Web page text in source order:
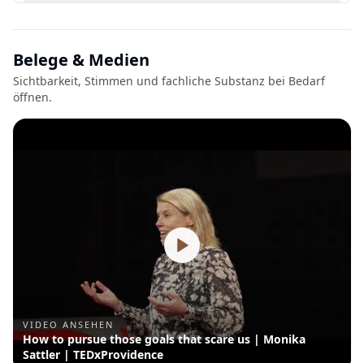
Belege & Medien
Sichtbarkeit, Stimmen und fachliche Substanz bei Bedarf
öffnen.
VIDEO ANSEHEN
How to pursue those goals that scare us | Monika
Sattler | TEDxProvidence